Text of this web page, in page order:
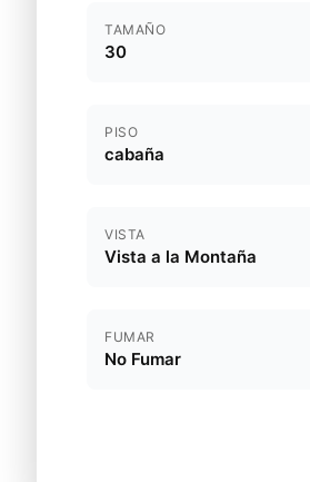
TAMAÑO
30
PISO
cabaña
VISTA
Vista a la Montaña
FUMAR
No Fumar